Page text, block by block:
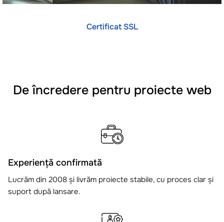
Certificat SSL
De încredere pentru proiecte web
Experiență confirmată
Lucrăm din 2008 și livrăm proiecte stabile, cu proces clar și
suport după lansare.